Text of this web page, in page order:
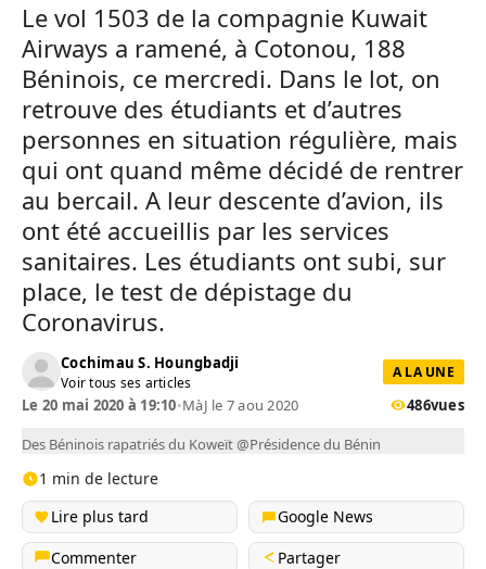
Le vol 1503 de la compagnie Kuwait
Airways a ramené, à Cotonou, 188
Béninois, ce mercredi. Dans le lot, on
retrouve des étudiants et d’autres
personnes en situation régulière, mais
qui ont quand même décidé de rentrer
au bercail. A leur descente d’avion, ils
ont été accueillis par les services
sanitaires. Les étudiants ont subi, sur
place, le test de dépistage du
Coronavirus.
Cochimau S. Houngbadji
Voir tous ses articles
A LA UNE
Le 20 mai 2020 à 19:10•MàJ le 7 aou 2020 486vues
Des Béninois rapatriés du Koweït @Présidence du Bénin
1 min de lecture
Lire plus tard
Google News
Commenter
Partager